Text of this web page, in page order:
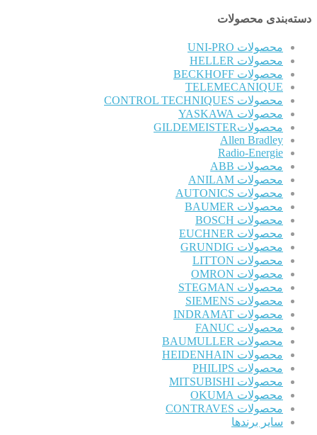
دسته‌بندی محصولات
محصولات UNI-PRO
محصولات HELLER
محصولات BECKHOFF
TELEMECANIQUE
محصولات CONTROL TECHNIQUES
محصولات YASKAWA
محصولاتGILDEMEISTER
Allen Bradley
Radio-Energie
محصولات ABB
محصولات ANILAM
محصولات AUTONICS
محصولات BAUMER
محصولات BOSCH
محصولات EUCHNER
محصولات GRUNDIG
محصولات LITTON
محصولات OMRON
محصولات STEGMAN
محصولات SIEMENS
محصولات INDRAMAT
محصولات FANUC
محصولات BAUMULLER
محصولات HEIDENHAIN
محصولات PHILIPS
محصولات MITSUBISHI
محصولات OKUMA
محصولات CONTRAVES
سایر برندها